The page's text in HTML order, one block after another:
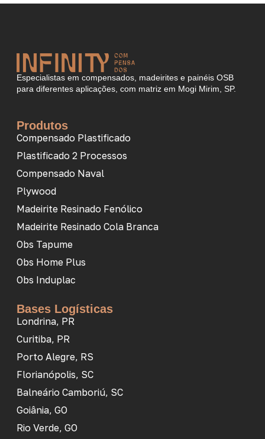
Especialistas em compensados, madeirites e painéis OSB
para diferentes aplicações, com matriz em Mogi Mirim, SP.
Produtos
Compensado Plastificado
Plastificado 2 Processos
Compensado Naval
Plywood
Madeirite Resinado Fenólico
Madeirite Resinado Cola Branca
Obs Tapume
Obs Home Plus
Obs Induplac
Bases Logísticas
Londrina, PR
Curitiba, PR
Porto Alegre, RS
Florianópolis, SC
Balneário Camboriú, SC
Goiânia, GO
Rio Verde, GO